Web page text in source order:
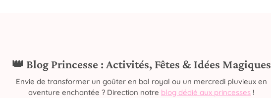
👑 Blog Princesse : Activités, Fêtes & Idées Magiques
Envie de transformer un goûter en bal royal ou un mercredi pluvieux en
aventure enchantée ? Direction notre blog dédié aux princesses !